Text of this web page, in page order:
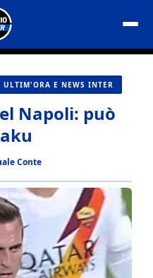
ULTIM'ORA E NEWS INTER
Napoli: può
Conte